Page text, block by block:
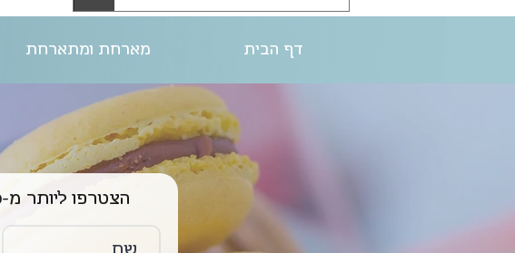
דף הבית מארחת ומתארחת
הצטרפו ליותר מ-15,000 עוקבים וקבלו מתכונים ישירות למייל